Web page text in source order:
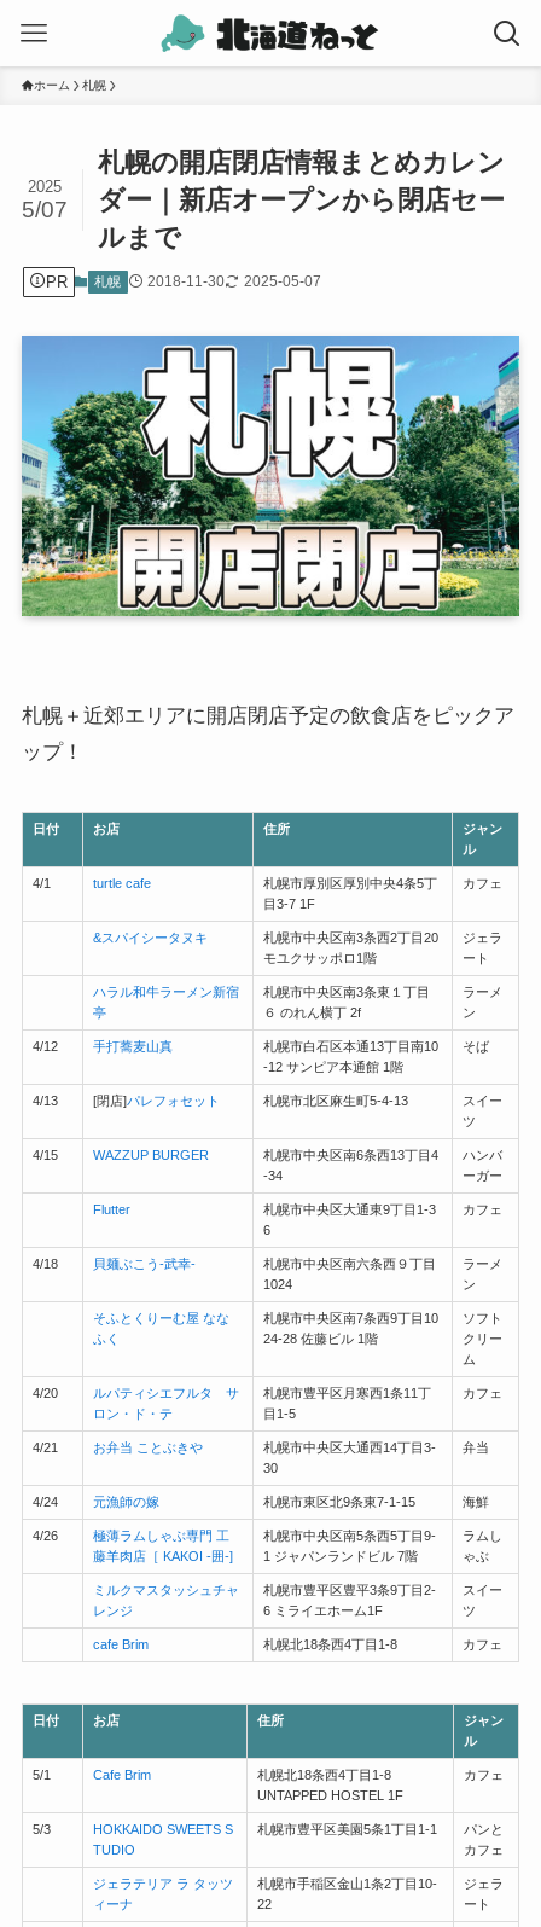
ホーム 札幌
札幌の開店閉店情報まとめカレン
ダー｜新店オープンから閉店セー
ルまで
2025
5/07
PR 札幌 2018-11-30 2025-05-07
札幌＋近郊エリアに開店閉店予定の飲食店をピックア
ップ！
日付 お店 住所
ジャン
ル
4/1 turtle cafe
札幌市厚別区厚別中央4条5丁
目3-7 1F
カフェ
&スパイシータヌキ
札幌市中央区南3条西2丁目20
モユクサッポロ1階
ジェラ
ート
ハラル和牛ラーメン新宿
亭
札幌市中央区南3条東１丁目
６ のれん横丁 2f
ラーメ
ン
4/12 手打蕎麦山真
札幌市白石区本通13丁目南10
-12 サンピア本通館 1階
そば
4/13 [閉店]パレフォセット 札幌市北区麻生町5-4-13
スイー
ツ
4/15 WAZZUP BURGER
札幌市中央区南6条西13丁目4
-34
ハンバ
ーガー
Flutter
札幌市中央区大通東9丁目1-3
6
カフェ
4/18 貝麺ぶこう-武幸-
札幌市中央区南六条西９丁目
1024
ラーメ
ン
そふとくりーむ屋 なな
ふく
札幌市中央区南7条西9丁目10
24-28 佐藤ビル 1階
ソフト
クリー
ム
4/20
ルパティシエフルタ サ
ロン・ド・テ
札幌市豊平区月寒西1条11丁
目1-5
カフェ
4/21 お弁当 ことぶきや
札幌市中央区大通西14丁目3-
30
弁当
4/24 元漁師の嫁 札幌市東区北9条東7-1-15 海鮮
4/26
極薄ラムしゃぶ専門 工
藤羊肉店［ KAKOI -囲-]
札幌市中央区南5条西5丁目9-
1 ジャパンランドビル 7階
ラムし
ゃぶ
ミルクマスタッシュチャ
レンジ
札幌市豊平区豊平3条9丁目2-
6 ミライエホーム1F
スイー
ツ
cafe Brim 札幌北18条西4丁目1-8 カフェ
日付 お店 住所
ジャン
ル
5/1 Cafe Brim
札幌北18条西4丁目1-8
UNTAPPED HOSTEL 1F
カフェ
5/3
HOKKAIDO SWEETS S
TUDIO
札幌市豊平区美園5条1丁目1-1
パンと
カフェ
ジェラテリア ラ タッツ
ィーナ
札幌市手稲区金山1条2丁目10-
22
ジェラ
ート